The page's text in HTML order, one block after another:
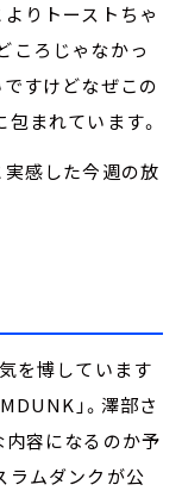
りトーストちゃ
ころじゃなかっ
すけどなぜこの
まれています。
感した今週の放
を博しています
」。澤部さ
内容になるのか予
ラムダンクが公